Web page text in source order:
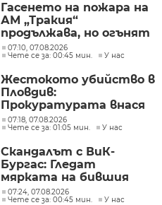
Гасенето на пожара на
АМ „Тракия“
продължава, но огънят
е локализиран
07:10, 07.08.2026
Чете се за: 00:45 мин.
У нас
Жестокото убийство в
Пловдив:
Прокуратурата внася
искане „задържане под
стража“
07:18, 07.08.2026
Чете се за: 01:05 мин.
У нас
Скандалът с ВиК-
Бургас: Гледат
мярката на бившия
директор
07:24, 07.08.2026
Чете се за: 00:45 мин.
У нас